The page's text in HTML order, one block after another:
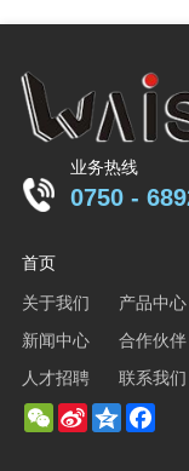
业务热线
0750 -
首页
关于我们
产品中心
新闻中心
合作伙伴
人才招聘
联系我们
WeChat
Sina
Weibo
Qzone